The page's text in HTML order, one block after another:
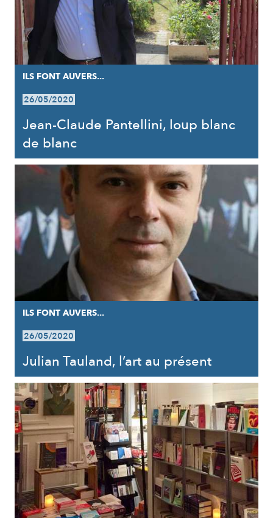
ILS FONT AUVERS...
26/05/2020
Jean-Claude Pantellini, loup blanc
de blanc
ILS FONT AUVERS...
26/05/2020
Julian Tauland, l’art au présent